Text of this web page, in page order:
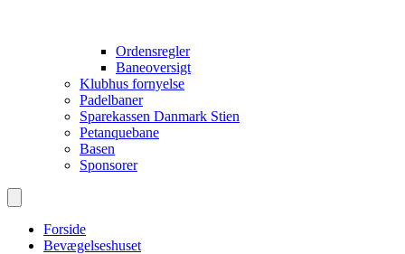
Ordensregler
Baneoversigt
Klubhus fornyelse
Padelbaner
Sparekassen Danmark Stien
Petanquebane
Basen
Sponsorer
Forside
Bevægelseshuset